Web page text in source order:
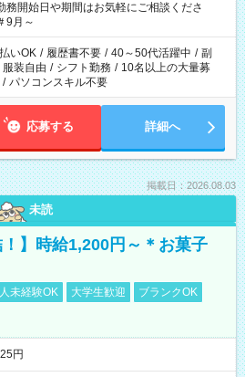
開始日や期間はお気軽にご相談くださ
月～
いOK / 履歴書不要 / 40～50代活躍中 / 副
服装自由 / シフト勤務 / 10名以上の大量募
/ パソコンスキル不要
応募する 詳細へ
掲載日：2026.08.03
未読
！】時給1,200円～＊お菓子
未経験OK 大学生歓迎
ブランクOK
円